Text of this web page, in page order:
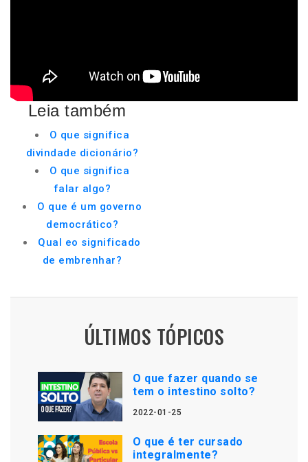
Leia também
O que significa
divindade dicionário?
O que significa
falar algo?
O que é um governo
democrático?
Qual eo significado
de embrenhar?
ÚLTIMOS TÓPICOS
O que fazer quando se
tem o intestino solto?
2022-01-25
O que é ter cursado
integralmente?